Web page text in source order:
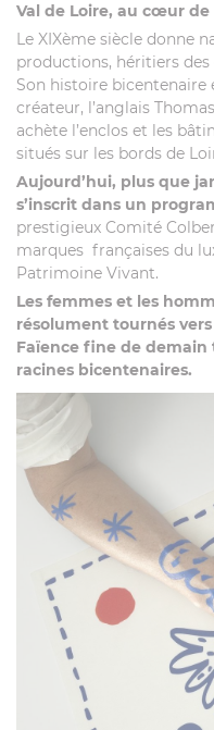
Val de Loire, au cœur de
Le XIXème siècle donne
productions, héritiers des
Son histoire bicentenaire
créateur, l’anglais
achète l’enclos et les
situés sur les bords de
Aujourd’hui, plus que
s’inscrit dans un
prestigieux Comité
marques françaises du
Patrimoine Vivant.
Les femmes et les
résolument tournés
Faïence fine de demain
racines bicentenaires.